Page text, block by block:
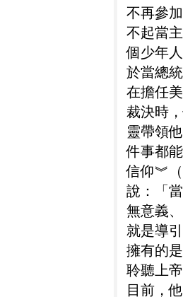
不再參
不起當
個少年
於當總
在擔任
裁決時
靈帶領
件事都
信仰︾
說：「
無意義
就是導
擁有的
聆聽上
目前，